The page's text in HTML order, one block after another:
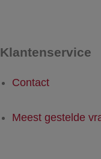
Klantenservice
Contact
Meest gestelde